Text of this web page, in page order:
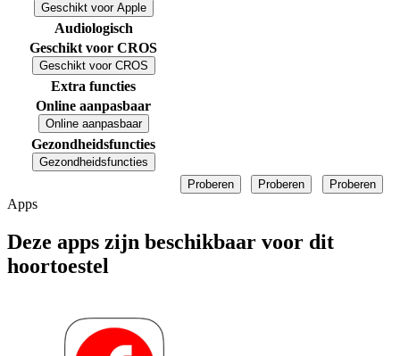
Geschikt voor Apple
Audiologisch
Geschikt voor CROS
Geschikt voor CROS
Extra functies
Online aanpasbaar
Online aanpasbaar
Gezondheidsfuncties
Gezondheidsfuncties
Proberen
Proberen Proberen
Apps
Deze apps zijn beschikbaar voor dit
hoortoestel